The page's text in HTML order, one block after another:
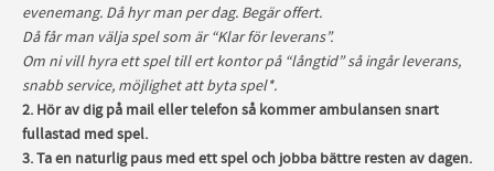
evenemang. Då hyr man per dag. Begär offert.
Då får man välja spel som är “Klar för leverans”.
Om ni vill hyra ett spel till ert kontor på “långtid” så ingår leverans,
snabb service, möjlighet att byta spel*.
2. Hör av dig på mail eller telefon så kommer ambulansen snart
fullastad med spel.
3. Ta en naturlig paus med ett spel och jobba bättre resten av dagen.